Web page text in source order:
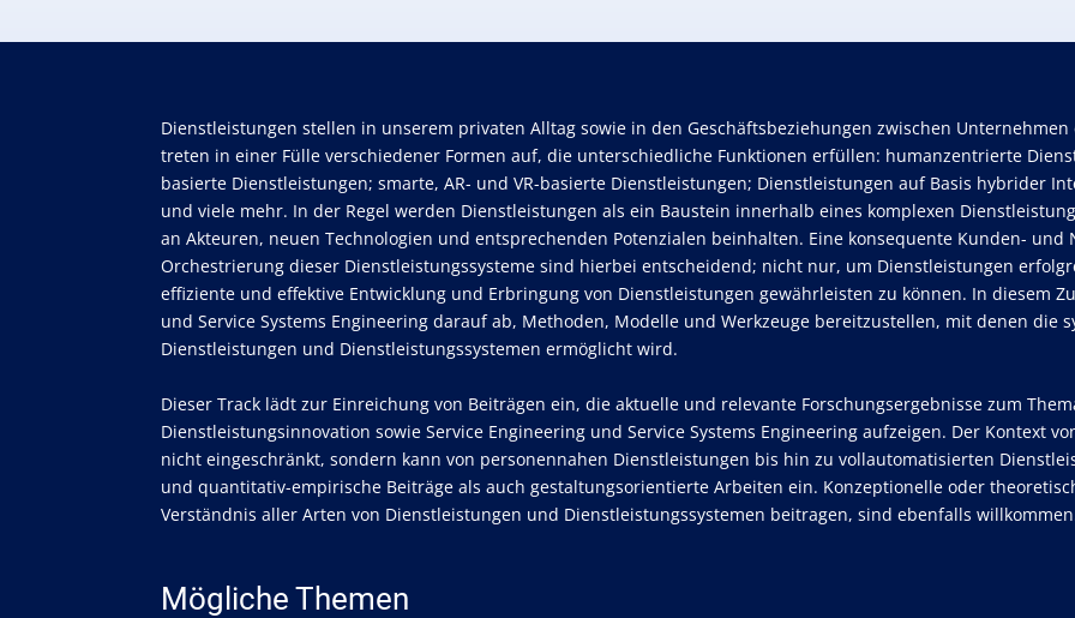
Dienstleistungen stellen in unserem privaten Alltag sowie in den Geschäftsbeziehungen zwischen
treten in einer Fülle verschiedener Formen auf, die unterschiedliche Funktionen erfüllen: humanzentrierte
basierte Dienstleistungen; smarte, AR- und VR-basierte Dienstleistungen; Dienstleistungen auf Basis hybrider
und viele mehr. In der Regel werden Dienstleistungen als ein Baustein innerhalb eines komplexen
an Akteuren, neuen Technologien und entsprechenden Potenzialen beinhalten. Eine konsequente Kunden-
Orchestrierung dieser Dienstleistungssysteme sind hierbei entscheidend; nicht nur, um Dienstleistungen
effiziente und effektive Entwicklung und Erbringung von Dienstleistungen gewährleisten zu können. In diesem
und Service Systems Engineering darauf ab, Methoden, Modelle und Werkzeuge bereitzustellen, mit denen die
Dienstleistungen und Dienstleistungssystemen ermöglicht wird.
Dieser Track lädt zur Einreichung von Beiträgen ein, die aktuelle und relevante Forschungsergebnisse zum
Dienstleistungsinnovation sowie Service Engineering und Service Systems Engineering aufzeigen. Der Kontext
nicht eingeschränkt, sondern kann von personennahen Dienstleistungen bis hin zu vollautomatisierten
und quantitativ-empirische Beiträge als auch gestaltungsorientierte Arbeiten ein. Konzeptionelle oder
Verständnis aller Arten von Dienstleistungen und Dienstleistungssystemen beitragen, sind ebenfalls
Mögliche Themen